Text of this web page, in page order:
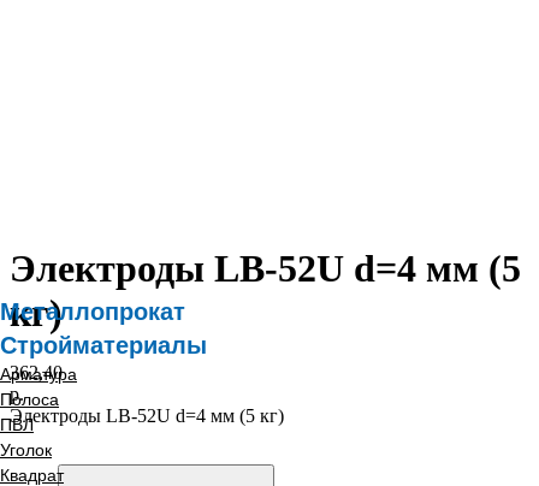
Металлопрокат
Стройматериалы
Арматура
Полоса
ПВЛ
Уголок
Квадрат
Электроды LB-52U d=4 мм (5
кг)
362,40
р.
Электроды LB-52U d=4 мм (5 кг)